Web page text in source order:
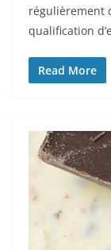
régulièrement
qualification
Read More